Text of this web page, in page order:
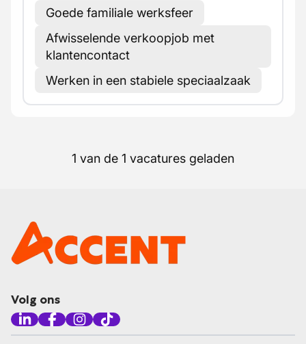
Goede familiale werksfeer
Afwisselende verkoopjob met
klantencontact
Werken in een stabiele speciaalzaak
1 van de 1 vacatures geladen
Volg ons